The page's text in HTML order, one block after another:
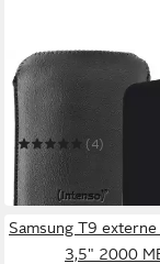
INTENSO
Intenso Memory
USB 3.0 1 TB,
externe HDD-
(4)
ab 96,19 €
in 3-4 Werktagen bei dir
Samsung T9 externe
3,5" 2000